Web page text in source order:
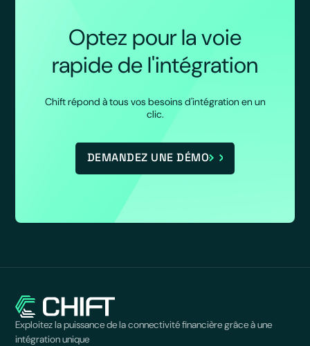
Optez pour la voie
rapide de l'intégration
Chift répond à tous vos besoins d'intégration en un
clic.
DEMANDEZ UNE DÉMO
Exploitez la puissance de la connectivité financière grâce à une
intégration unique